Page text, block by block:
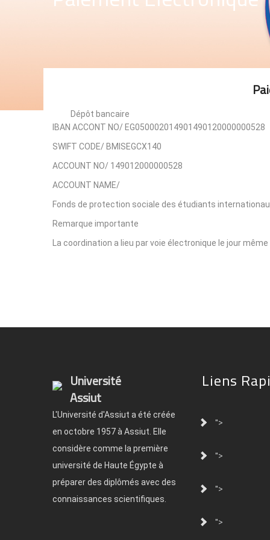
Dépôt bancaire
IBAN ACCONT NO/ EG050002014901490120000000528
SWIFT CODE/ BMISEGCX140
ACCOUNT NO/ 149012000000528
ACCOUNT NAME/
Fonds de protection sociale des étudiants
Remarque importante
La coordination a lieu par voie électronique le jour
Université
Assiut
L'Université d'Assiut a été créée
en octobre 1957 à Assiut. Elle
considère comme la première
université de Haute Égypte à
préparer des diplômés avec des
connaissances scientifiques.
Liens
">
">
">
">